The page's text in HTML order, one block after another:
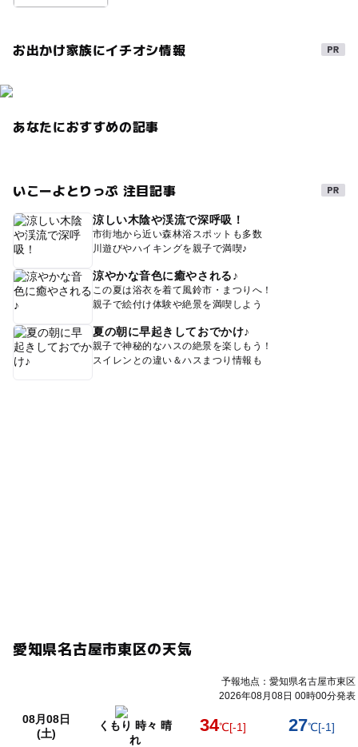
お出かけ家族にイチオシ情報
あなたにおすすめの記事
いこーよとりっぷ 注目記事
涼しい木陰や渓流で深呼吸！
市街地から近い森林浴スポットも多数
川遊びやハイキングを親子で満喫♪
涼やかな音色に癒やされる♪
この夏は浴衣を着て風鈴市・まつりへ！
親子で絵付け体験や絶景を満喫しよう
夏の朝に早起きしておでかけ♪
親子で神秘的なハスの絶景を楽しもう！
スイレンとの違い＆ハスまつり情報も
愛知県名古屋市東区の天気
予報地点：愛知県名古屋市東区
2026年08月08日 00時00分発表
08月08日
(土)
くもり 時々 晴
れ
34℃[-1] 27℃[-1]